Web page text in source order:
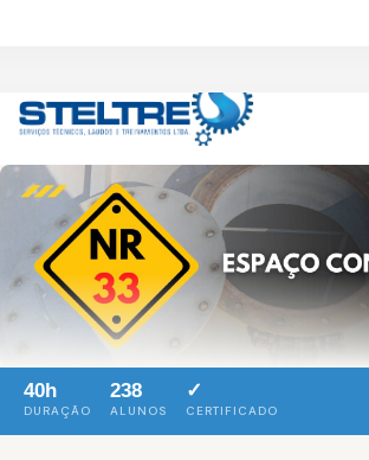
40h
DURAÇÃO
238
ALUNOS
✓
CERTIFICADO